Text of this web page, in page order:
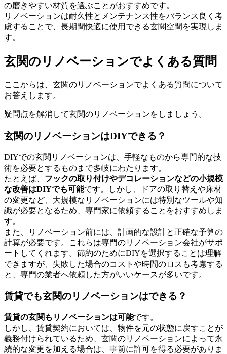
の磨きやすい材質を選ぶことがおすすめです。
リノベーションは耐久性とメンテナンス性をバランス良く考
慮することで、長期間快適に使用できる玄関空間を実現しま
す。
玄関のリノベーションでよくある質問
ここからは、玄関のリノベーションでよくある質問について
お答えします。
疑問点を解消して玄関のリノベーションをしましょう。
玄関のリノベーションはDIYできる？
DIYでの玄関リノベーションは、手軽なものから専門的な技
術を必要とするものまで多岐にわたります。
たとえば、 フックの取り付けやデコレーションなどの小規模
な改善はDIYでも可能です。しかし、ドアの取り替えや床材
の変更など、大規模なリノベーションには特別なツールや知
識が必要となるため、専門家に依頼することをおすすめしま
す。
また、リノベーション前には、計画的な設計と正確な予算の
計算が必要です。これらは専門のリノベーション会社がサポ
ートしてくれます。節約のためにDIYを選択することは理解
できますが、失敗した場合のコストや時間のロスも考慮する
と、専門の業者へ依頼した方がいいケースが多いです。
賃貸でも玄関のリノベーションはできる？
賃貸の玄関もリノベーションは可能です。
しかし、賃貸契約においては、物件を元の状態に戻すことが
義務付けられているため、玄関のリノベーションによって永
続的な変更を加える場合は、事前に許可を得る必要がありま